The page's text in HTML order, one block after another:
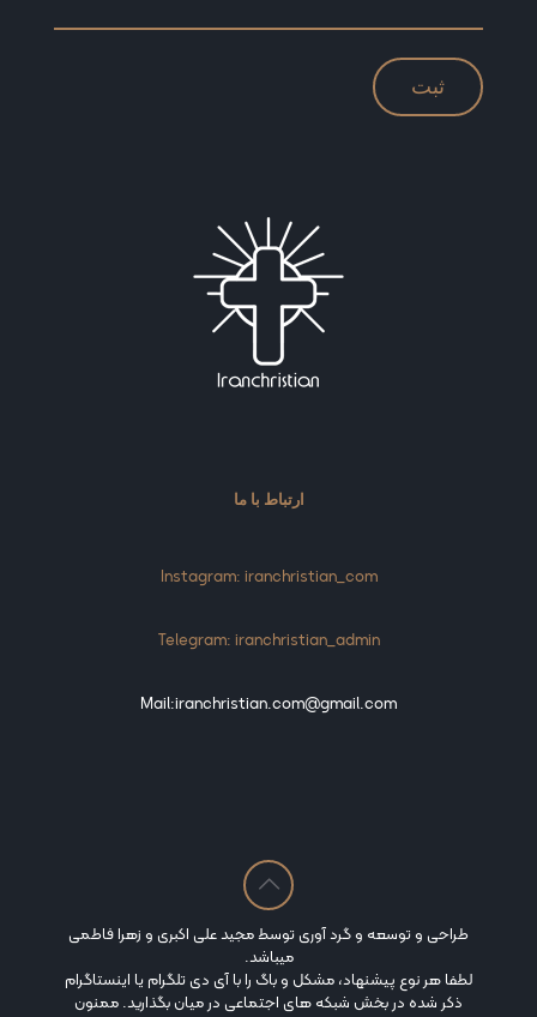
ارتباط با ما
Instagram: iranchristian_com
Telegram: iranchristian_admin
Mail:iranchristian.com@gmail.com
طراحی و توسعه و گرد آوری توسط مجید علی اکبری و زهرا فاطمی
میباشد.
لطفا هر نوع پیشنهاد، مشکل و باگ را با آی دی تلگرام یا اینستاگرام
ذکر شده در بخش شبکه های اجتماعی در میان بگذارید. ممنون